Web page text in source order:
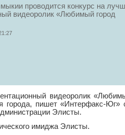
проводится конкурс на
видеоролик «Любимый город
видеоролик
города, пишет «Интерфакс-Юг»
Элисты.
имиджа Элисты.